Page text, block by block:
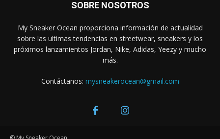
SOBRE NOSOTROS
My Sneaker Ocean proporciona información de actualidad
sobre las ultimas tendencias en streetwear, sneakers y los
próximos lanzamientos Jordan, Nike, Adidas, Yeezy y mucho
más.
Contáctanos: mysneakerocean@gmail.com